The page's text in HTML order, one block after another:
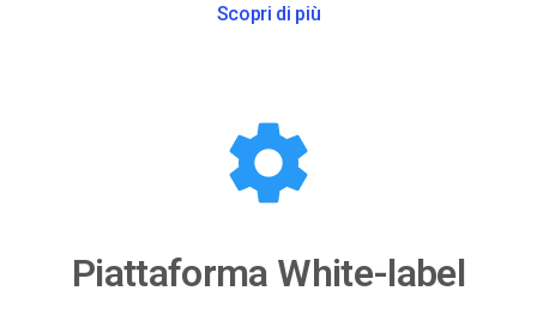
Scopri di più
Piattaforma White-label